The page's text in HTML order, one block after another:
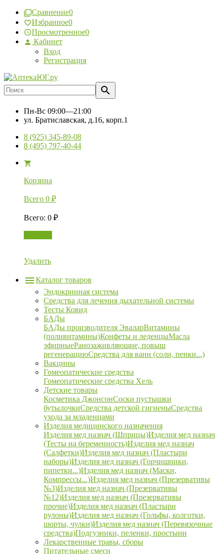
Сравнение0
Избранное0
Просмотренное0
Кабинет
Вход
Регистрация
Пн-Вс 09:00—21:00
ул. Братиславская, д.16, корп.1
8 (925) 345-89-08
8 (495) 797-40-44
Корзина
Всего 0 ₽
Всего: 0 ₽
Удалить
Каталог товаров
Эндокринная система
Средства для лечения дыхательной системы
Тесты Ковид
БАДы
БАДы производителя ЭваларВитамины
(поливитамины)Конфеты и леденцыМасла
эфирныеРанозаживляющие, повыш
регенерациюСредства для ванн (соли, пенки...)
Вакцины
Гомеопатические средства
Гомеопатические средства Хель
Детские товары
Косметика ДжонсонСоски пустышки
бутылочкиСредства детской гигиеныСредства
ухода за младенцами
Изделия медицинского назначения
Изделия мед назнач (Шприцы)Изделия мед назнач
(Тесты на беременность)Изделия мед назнач
(Салфетки)Изделия мед назнач (Пластыри
наборы)Изделия мед назнач (Горчишники,
пипетки...)Изделия мед назнач (Маски,
Компрессы...)Изделия мед назнач (Презервативы
№3)Изделия мед назнач (Презервативы
№12)Изделия мед назнач (Презервативы
прочие)Изделия мед назнач (Пластыри
рулоны)Изделия мед назнач (Гольфы, колготки,
шорты, чулки)Изделия мед назнач (Перевязочные
средства)Подгузники, пеленки, простыни
Лекарственные травы, сборы
Питательные смеси